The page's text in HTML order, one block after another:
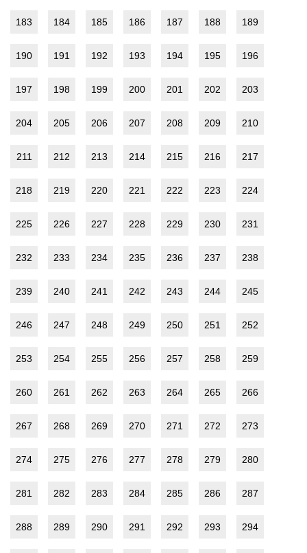
183 184 185 186 187 188 189
190 191 192 193 194 195 196
197 198 199 200 201 202 203
204 205 206 207 208 209 210
211 212 213 214 215 216 217
218 219 220 221 222 223 224
225 226 227 228 229 230 231
232 233 234 235 236 237 238
239 240 241 242 243 244 245
246 247 248 249 250 251 252
253 254 255 256 257 258 259
260 261 262 263 264 265 266
267 268 269 270 271 272 273
274 275 276 277 278 279 280
281 282 283 284 285 286 287
288 289 290 291 292 293 294